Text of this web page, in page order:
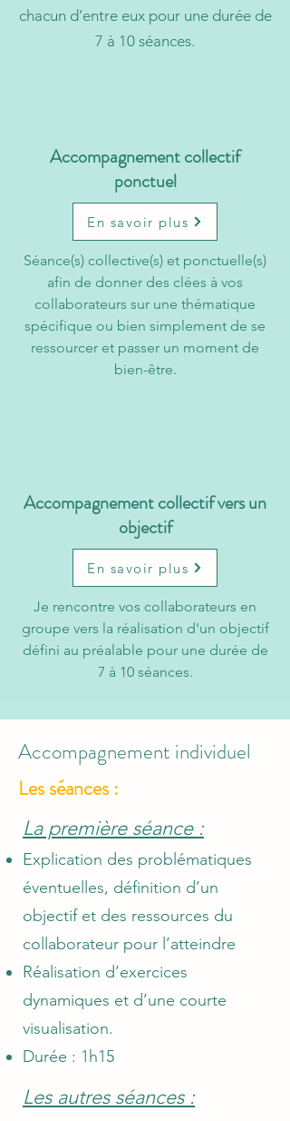
chacun d’entre eux pour une durée de
7 à 10 séances.
Accompagnement collectif
ponctuel
En savoir plus
Séance(s) collective(s) et ponctuelle(s)
afin de donner des clées à vos
collaborateurs sur une thématique
spécifique ou bien simplement de se
ressourcer et passer un moment de
bien-être.
Accompagnement collectif vers un
objectif
En savoir plus
Je rencontre vos collaborateurs en
groupe vers la réalisation d'un objectif
défini au préalable pour une durée de
7 à 10 séances.
Accompagnement individuel
Les séances :
La première séance :
Explication des problématiques
éventuelles, définition d’un
objectif et des ressources du
collaborateur pour l’atteindre
Réalisation d’exercices
dynamiques et d’une courte
visualisation.
Durée : 1h15
Les autres séances :